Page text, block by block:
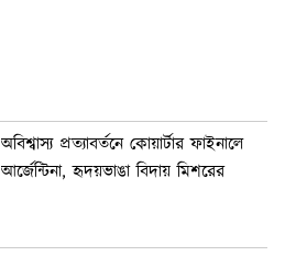
অবিশ্বাস্য প্রত্যাবর্তনে কোয়ার্টার ফাইনালে
আর্জেন্টিনা, হৃদয়ভাঙা বিদায় মিশরের